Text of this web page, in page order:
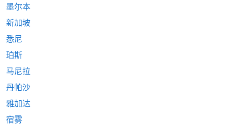
墨尔本
新加坡
悉尼
珀斯
马尼拉
丹帕沙
雅加达
宿雾